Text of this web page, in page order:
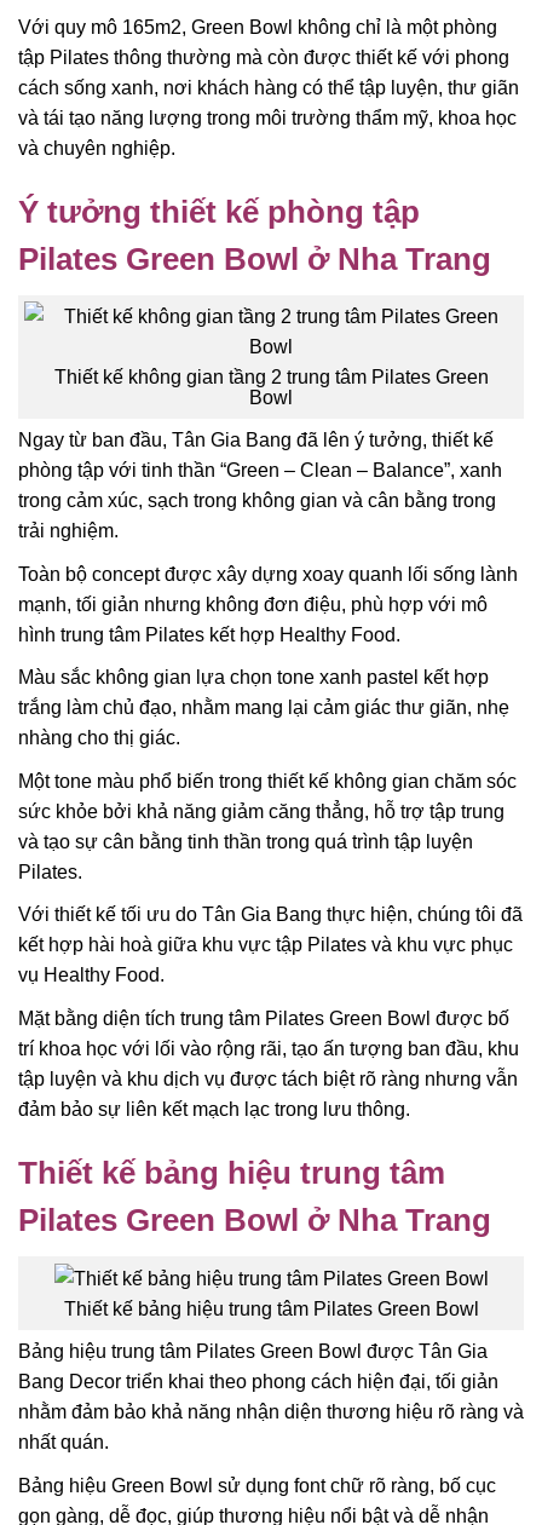
Với quy mô 165m2, Green Bowl không chỉ là một phòng
tập Pilates thông thường mà còn được thiết kế với phong
cách sống xanh, nơi khách hàng có thể tập luyện, thư giãn
và tái tạo năng lượng trong môi trường thẩm mỹ, khoa học
và chuyên nghiệp.
Ý tưởng thiết kế phòng tập
Pilates Green Bowl ở Nha Trang
Thiết kế không gian tầng 2 trung tâm Pilates Green
Bowl
Ngay từ ban đầu, Tân Gia Bang đã lên ý tưởng, thiết kế
phòng tập với tinh thần “Green – Clean – Balance”, xanh
trong cảm xúc, sạch trong không gian và cân bằng trong
trải nghiệm.
Toàn bộ concept được xây dựng xoay quanh lối sống lành
mạnh, tối giản nhưng không đơn điệu, phù hợp với mô
hình trung tâm Pilates kết hợp Healthy Food.
Màu sắc không gian lựa chọn tone xanh pastel kết hợp
trắng làm chủ đạo, nhằm mang lại cảm giác thư giãn, nhẹ
nhàng cho thị giác.
Một tone màu phổ biến trong thiết kế không gian chăm sóc
sức khỏe bởi khả năng giảm căng thẳng, hỗ trợ tập trung
và tạo sự cân bằng tinh thần trong quá trình tập luyện
Pilates.
Với thiết kế tối ưu do Tân Gia Bang thực hiện, chúng tôi đã
kết hợp hài hoà giữa khu vực tập Pilates và khu vực phục
vụ Healthy Food.
Mặt bằng diện tích trung tâm Pilates Green Bowl được bố
trí khoa học với lối vào rộng rãi, tạo ấn tượng ban đầu, khu
tập luyện và khu dịch vụ được tách biệt rõ ràng nhưng vẫn
đảm bảo sự liên kết mạch lạc trong lưu thông.
Thiết kế bảng hiệu trung tâm
Pilates Green Bowl ở Nha Trang
Thiết kế bảng hiệu trung tâm Pilates Green Bowl
Bảng hiệu trung tâm Pilates Green Bowl được Tân Gia
Bang Decor triển khai theo phong cách hiện đại, tối giản
nhằm đảm bảo khả năng nhận diện thương hiệu rõ ràng và
nhất quán.
Bảng hiệu Green Bowl sử dụng font chữ rõ ràng, bố cục
gọn gàng, dễ đọc, giúp thương hiệu nổi bật và dễ nhận